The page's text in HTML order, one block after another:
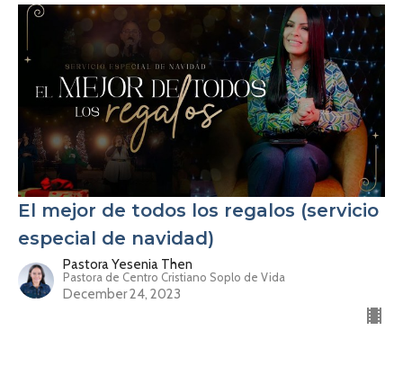
El mejor de todos los regalos (servicio
especial de navidad)
Pastora Yesenia Then
Pastora de Centro Cristiano Soplo de Vida
December 24, 2023